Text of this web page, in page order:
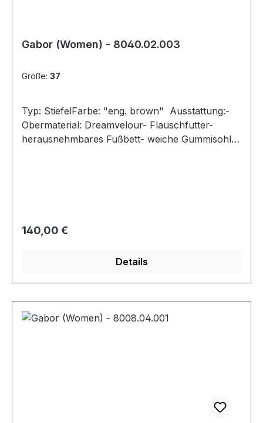
Gabor (Women) - 8040.02.003
Größe: 37
Typ: StiefelFarbe: "eng. brown" Ausstattung:-
Obermaterial: Dreamvelour- Flauschfutter-
herausnehmbares Fußbett- weiche Gummisohle-
Regulärer Preis:
140,00 €
Details